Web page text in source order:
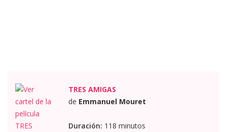
TRES AMIGAS
de Emmanuel Mouret
Duración: 118 minutos